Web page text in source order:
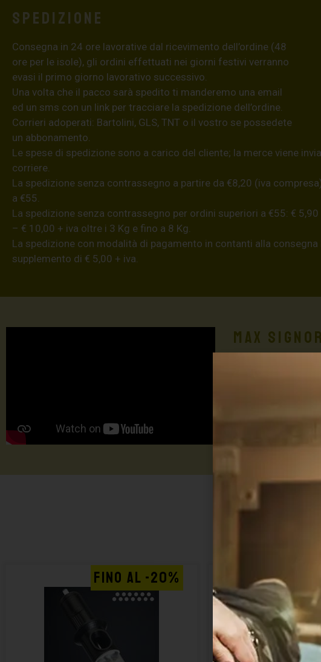
Spedizione
Consegna in 24 ore lavorative dal ricevimento dell’ordine (48
ore per le isole), gli ordini effettuati nei giorni festivi verranno
evasi il primo giorno lavorativo successivo.
Una volta che il pacco sarà spedito ti manderemo una email
ed un sms con un link per tracciare la spedizione dell’ordine.
Corrieri adoperati: Bartolini, GLS, TNT o il vostro se possedete
un abbonamento.
Le spese di spedizione sono a carico del cliente; la merce viene
corriere.
La spedizione senza contrassegno a partire da €8,20 (iva
a €55.
La spedizione senza contrassegno per ordini superiori a €55: € 5,90
– € 10,00 + iva oltre i 3 Kg e fino a 8 Kg.
La spedizione con modalità di pagamento in contanti alla consegna
supplemento di € 5,00 + iva.
Max
FINO AL -20%